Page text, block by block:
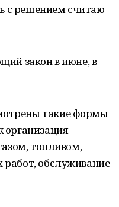
с решением считаю
закон в июне, в
такие формы
организация
топливом,
работ, обслуживание